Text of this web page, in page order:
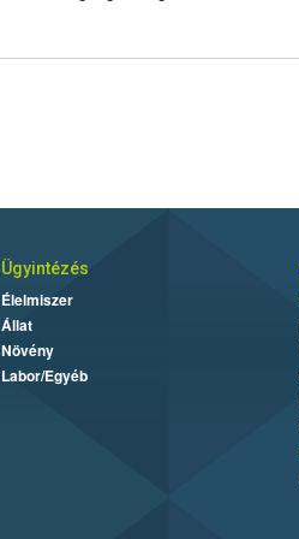
Ügyintézés
Élelmiszer
Állat
Növény
Labor/Egyéb